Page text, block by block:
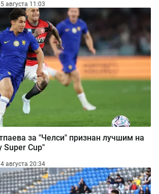
5 августа 11:03
за "Челси" признан лучшим на
Super Cup"
4 августа 20:34